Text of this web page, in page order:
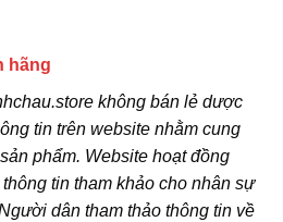
hãng
không bán lẻ dược
tin trên website nhằm cung
phẩm. Website hoạt đồng
tin tham khảo cho nhân sự
dân tham thảo thông tin về